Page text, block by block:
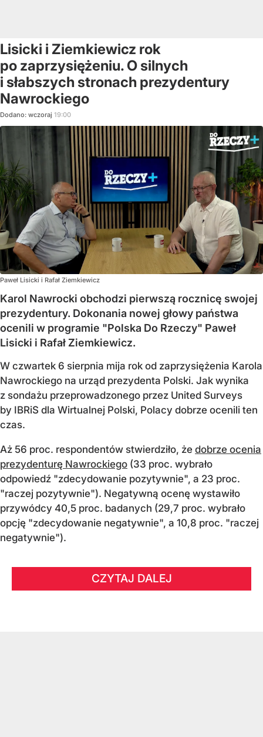
Lisicki i Ziemkiewicz rok
po zaprzysiężeniu. O silnych
i słabszych stronach prezydentury
Nawrockiego
Dodano: wczoraj 19:00
Paweł Lisicki i Rafał Ziemkiewicz
Karol Nawrocki obchodzi pierwszą rocznicę swojej
prezydentury. Dokonania nowej głowy państwa
ocenili w programie "Polska Do Rzeczy" Paweł
Lisicki i Rafał Ziemkiewicz.
W czwartek 6 sierpnia mija rok od zaprzysiężenia Karola
Nawrockiego na urząd prezydenta Polski. Jak wynika
z sondażu przeprowadzonego przez United Surveys
by IBRiS dla Wirtualnej Polski, Polacy dobrze ocenili ten
czas.
Aż 56 proc. respondentów stwierdziło, że dobrze ocenia
prezydenturę Nawrockiego (33 proc. wybrało
odpowiedź "zdecydowanie pozytywnie", a 23 proc.
"raczej pozytywnie"). Negatywną ocenę wystawiło
przywódcy 40,5 proc. badanych (29,7 proc. wybrało
opcję "zdecydowanie negatywnie", a 10,8 proc. "raczej
negatywnie").
CZYTAJ DALEJ